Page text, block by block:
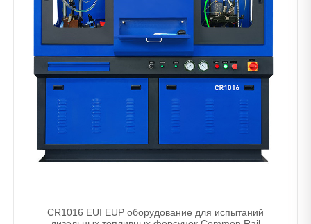
CR1016 EUI EUP оборудование для испытаний